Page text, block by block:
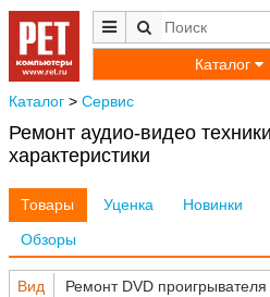
Каталог
Каталог > Сервис
Ремонт аудио-видео
характеристики
Товары Уценка Новинки
Обзоры
Вид
Ремонт DVD проигрывателя